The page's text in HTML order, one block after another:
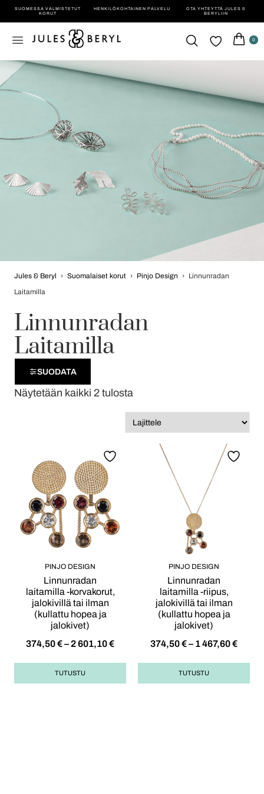
SUOMESSA VALMISTETUT
KORUT
HENKILÖ­KOHTAINEN PALVELU
OTA YHTEYTTÄ JULES &
BERYLIIN
0
Jules & Beryl › Suomalaiset korut › Pinjo Design › Linnunradan
Laitamilla
Linnunradan
Laitamilla
SUODATA
Näytetään kaikki 2 tulosta
PINJO DESIGN
Linnunradan
laitamilla -korvakorut,
jalokivillä tai ilman
(kullattu hopea ja
jalokivet)
374,50€– 2 601,10€
TUTUSTU
PINJO DESIGN
Linnunradan
laitamilla -riipus,
jalokivillä tai ilman
(kullattu hopea ja
jalokivet)
374,50€– 1 467,60€
TUTUSTU